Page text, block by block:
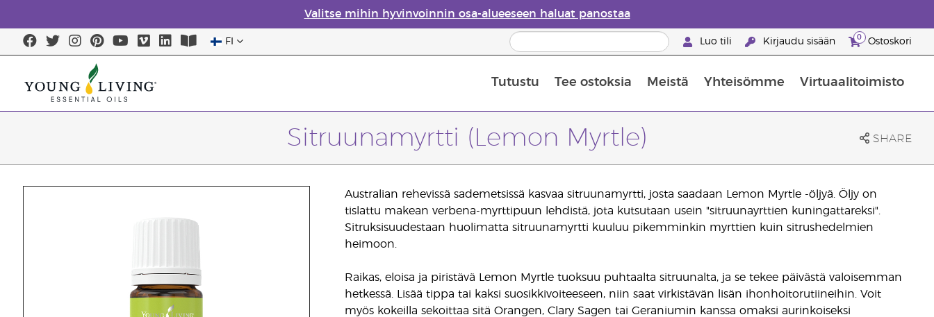
Valitse mihin hyvinvoinnin osa-alueeseen haluat panostaa
FI Luo tili Kirjaudu sisään 0 Ostoskori
Tutustu Tee ostoksia Meistä Yhteisömme Virtuaalitoimisto
Sitruunamyrtti (Lemon Myrtle) SHARE
Australian rehevissä sademetsissä kasvaa sitruunamyrtti, josta saadaan Lemon Myrtle -öljyä. Öljy on
tislattu makean verbena-myrttipuun lehdistä, jota kutsutaan usein "sitruunayrttien kuningattareksi".
Sitruksisuudestaan huolimatta sitruunamyrtti kuuluu pikemminkin myrttien kuin sitrushedelmien
heimoon.
Raikas, eloisa ja piristävä Lemon Myrtle tuoksuu puhtaalta sitruunalta, ja se tekee päivästä valoisemman
hetkessä. Lisää tippa tai kaksi suosikkivoiteeseen, niin saat virkistävän lisän ihonhoitorutiineihin. Voit
myös kokeilla sekoittaa sitä Orangen, Clary Sagen tai Geraniumin kanssa omaksi aurinkoiseksi